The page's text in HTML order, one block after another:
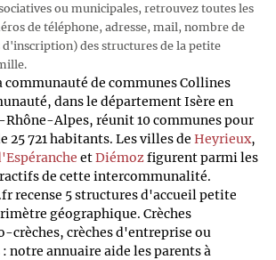
ou municipales, retrouvez toutes les
de téléphone, adresse, mail, nombre de
d'inscription) des structures de la petite
de communes Collines
dans le département Isère en
Alpes, réunit 10 communes pour
25 721 habitants. Les villes de Heyrieux,
etDiémozfigurent parmi les
de cette intercommunalité.
recense 5 structures d'accueil petite
géographique. Crèches
crèches, crèches d'entreprise ou
notre annuaire aide les parents à